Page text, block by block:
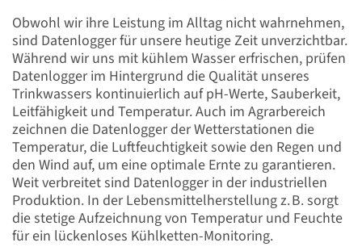
Obwohl wir ihre Leistung im Alltag nicht wahrnehmen,
sind Datenlogger für unsere heutige Zeit unverzichtbar.
Während wir uns mit kühlem Wasser erfrischen, prüfen
Datenlogger im Hintergrund die Qualität unseres
Trinkwassers kontinuierlich auf pH-Werte, Sauberkeit,
Leitfähigkeit und Temperatur. Auch im Agrarbereich
zeichnen die Datenlogger der Wetterstationen die
Temperatur, die Luftfeuchtigkeit sowie den Regen und
den Wind auf, um eine optimale Ernte zu garantieren.
Weit verbreitet sind Datenlogger in der industriellen
Produktion. In der Lebensmittelherstellung z. B. sorgt
die stetige Aufzeichnung von Temperatur und Feuchte
für ein lückenloses Kühlketten-Monitoring.